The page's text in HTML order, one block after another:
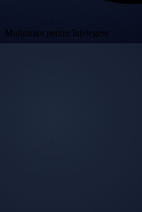
Mulțumim pentru înțelegere